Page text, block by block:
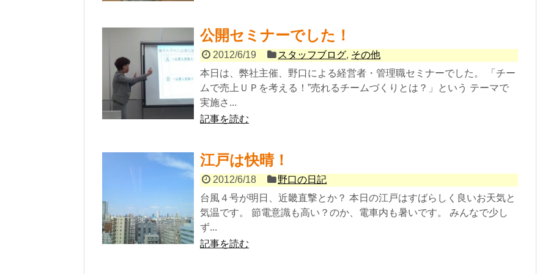
公開セミナーでした！
2012/6/19 スタッフブログ, その他
本日は、弊社主催、野口による経営者・管理職セミナーでした。 「チー
ムで売上ＵＰを考える！”売れるチームづくりとは？」という テーマで
実施さ...
記事を読む
江戸は快晴！
2012/6/18
野口の日記
台風４号が明日、近畿直撃とか？ 本日の江戸はすばらしく良いお天気と
気温です。 節電意識も高い？のか、電車内も暑いです。 みんなで少し
ず...
記事を読む